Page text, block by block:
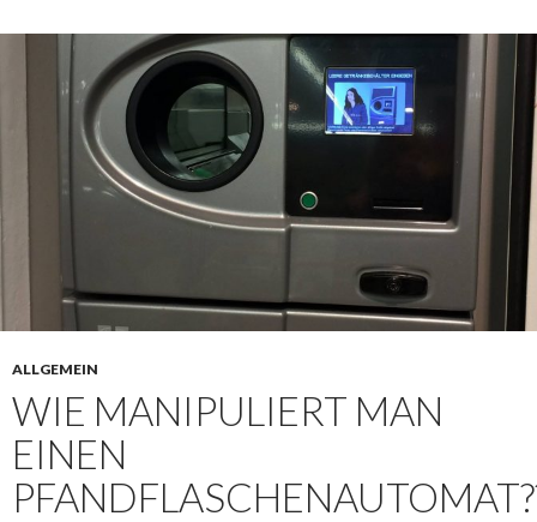
ALLGEMEIN
WIE MANIPULIERT MAN
EINEN